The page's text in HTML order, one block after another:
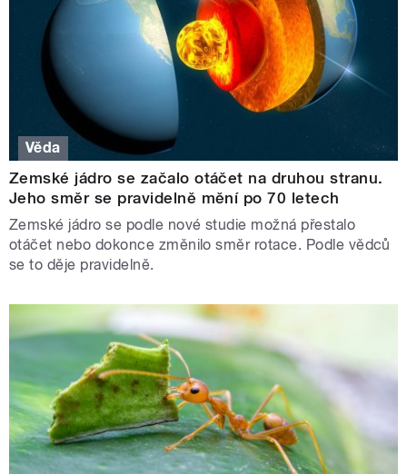
Věda
Zemské jádro se začalo otáčet na druhou stranu.
Jeho směr se pravidelně mění po 70 letech
Zemské jádro se podle nové studie možná přestalo
otáčet nebo dokonce změnilo směr rotace. Podle vědců
se to děje pravidelně.